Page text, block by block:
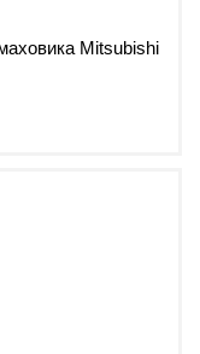
Mitsubishi